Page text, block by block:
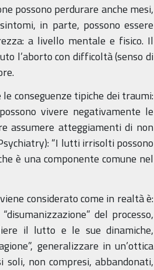
possono perdurare anche mesi,
in parte, possono essere
a livello mentale e fisico. Il
l’aborto con difficoltà (senso di
conseguenze tipiche dei traumi:
vivere negativamente le
assumere atteggiamenti di non
“I lutti irrisolti possono
è una componente comune nel
considerato come in realtà è:
del processo,
il lutto e le sue dinamiche,
generalizzare in un’ottica
non compresi, abbandonati,